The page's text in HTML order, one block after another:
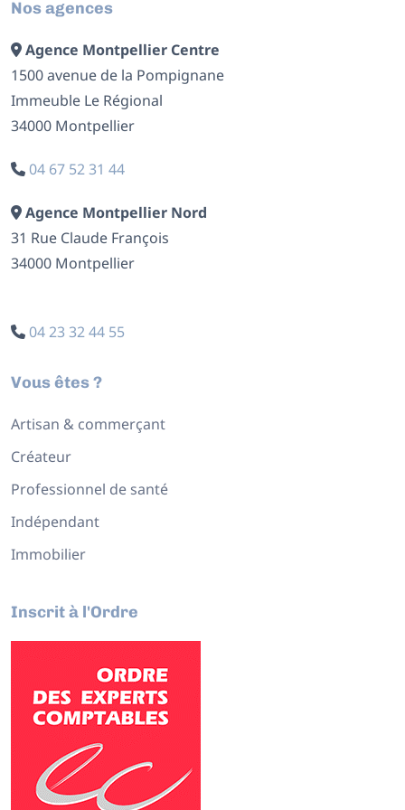
Nos agences
Agence Montpellier Centre
1500 avenue de la Pompignane
Immeuble Le Régional
34000 Montpellier
04 67 52 31 44
Agence Montpellier Nord
31 Rue Claude François
34000 Montpellier
04 23 32 44 55
Vous êtes ?
Artisan & commerçant
Créateur
Professionnel de santé
Indépendant
Immobilier
Inscrit à l'Ordre